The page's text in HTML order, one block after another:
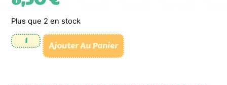
Plus que 2 en stock
Ajouter Au Panier